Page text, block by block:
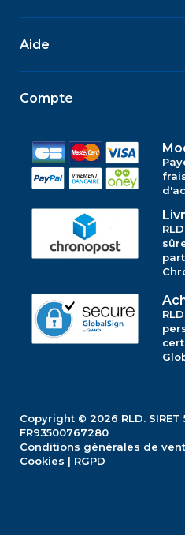
Aide
Compte
Copyright © 2026 RLD.
FR93500767280
Conditions générales de
Cookies | RGPD